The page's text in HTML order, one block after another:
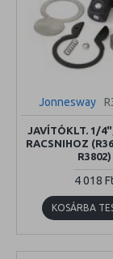
Jonnesway
JAVÍTÓKLT. 1/
RACSNIHOZ
R3802)
4 018
KOSÁRBA